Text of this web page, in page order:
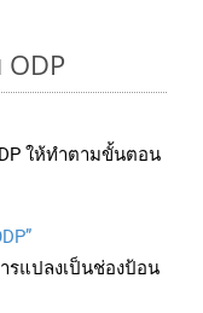
ให้ทำตามขั้นตอน
รแปลงเป็นช่องป้อน